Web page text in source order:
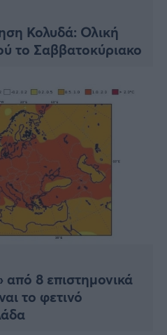
Κολυδά: Ολική
το Σαββατοκύριακο
από 8 επιστημονικά
το φετινό